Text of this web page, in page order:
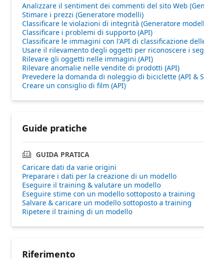
Analizzare il sentiment dei commenti del sito Web
Stimare i prezzi (Generatore modelli)
Classificare le violazioni di integrità (Generatore
Classificare i problemi di supporto (API)
Classificare le immagini con l'API di classificazione
Usare il rilevamento degli oggetti per riconoscere i
Rilevare gli oggetti nelle immagini (API)
Rilevare anomalie nelle vendite di prodotti (API)
Prevedere la domanda di noleggio di biciclette (API &
Creare un consiglio di film (API)
Guide pratiche
GUIDA PRATICA
Caricare dati da varie origini
Preparare i dati per la creazione di un modello
Eseguire il training & valutare un modello
Eseguire stime con un modello sottoposto a training
Salvare & caricare un modello sottoposto a training
Ripetere il training di un modello
Riferimento